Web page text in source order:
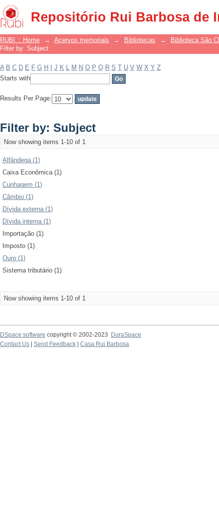
Repositório Rui Barbosa de
Filter by: Subject
RUBI :: Home → Acervos memoriais → Bibliotecas →
Biblioteca São
Filter by: Subject
A B C D E F G H J K L M N O P Q R S T U V W X Y Z
Starts with
Results Per Page:
Filter by: Subject
Now showing items 1-10 of 1
Alfândega (1)
Caixa Econômica (1)
Cunhagem (1)
Câmbio (1)
Dívida externa (1)
Dívida interna (1)
Importação (1)
Imposto (1)
Ouro (1)
Sistema tributário (1)
Now showing items 1-10 of 1
DSpace software copyright © 2002-2023
DuraSpace
Contact Us
Send Feedback Casa Rui Barbosa